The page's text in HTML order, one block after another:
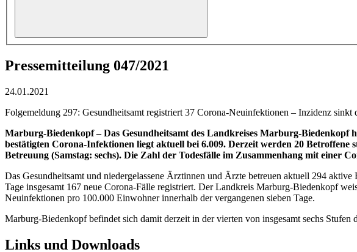
Pressemitteilung 047/2021
24.01.2021
Folgemeldung 297: Gesundheitsamt registriert 37 Corona-Neuinfektionen – Inzidenz
Marburg-Biedenkopf – Das Gesundheitsamt des Landkreises Marburg-Biedenkopf
bestätigten Corona-Infektionen liegt aktuell bei 6.009. Derzeit werden 20 Betroffene
Betreuung (Samstag: sechs). Die Zahl der Todesfälle im Zusammenhang mit einer
Das Gesundheitsamt und niedergelassene Ärztinnen und Ärzte betreuen aktuell 294
Tage insgesamt 167 neue Corona-Fälle registriert. Der Landkreis Marburg-Biedenkopf
Neuinfektionen pro 100.000 Einwohner innerhalb der vergangenen sieben Tage.
Marburg-Biedenkopf befindet sich damit derzeit in der vierten von insgesamt sechs
Links und Downloads